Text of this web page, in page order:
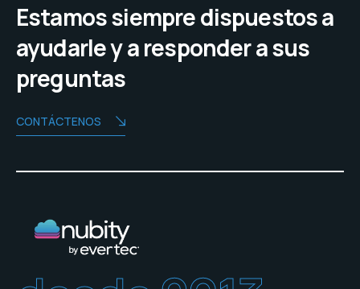
Estamos siempre dispuestos a
ayudarle y a responder a sus
preguntas
CONTÁCTENOS